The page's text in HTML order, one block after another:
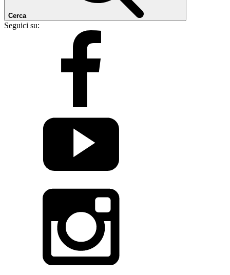
Cerca
Seguici su: